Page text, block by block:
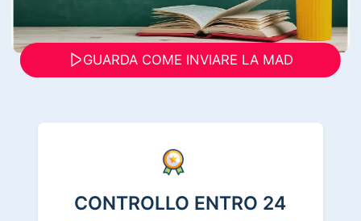
GUARDA COME INVIARE LA MAD
CONTROLLO ENTRO 24